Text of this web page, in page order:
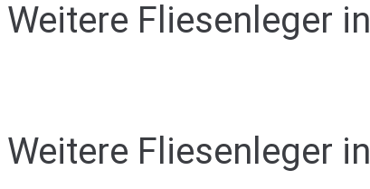
Weitere Fliesenleger in
Weitere Fliesenleger in